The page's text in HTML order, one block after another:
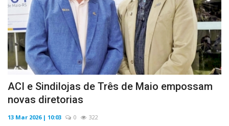
ACI e Sindilojas de Três de Maio empossam
novas diretorias
13 Mar 2026 | 10:03 0 322